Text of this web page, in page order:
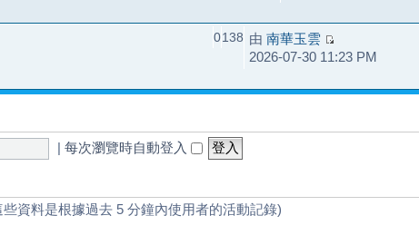
0138 由 南華玉雲
2026-07-30 11:23 PM
|每次瀏覽時自動登入
資料是根據過去 5 分鐘內使用者的活動記錄)